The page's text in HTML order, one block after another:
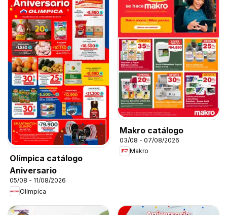
Olímpica catálogo
Aniversario
05/08 - 11/08/2026
Olímpica
Makro catálogo
03/08 - 07/08/2026
Makro